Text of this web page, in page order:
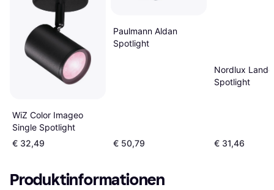
WiZ Color Imageo
Single Spotlight
€ 32,49
Paulmann Aldan
Spotlight
€ 50,79
Nordlux
Spotlight
€ 31,46
Produktinformationen